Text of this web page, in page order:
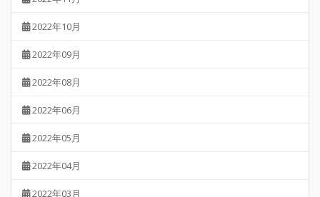
2022年10月
2022年09月
2022年08月
2022年06月
2022年05月
2022年04月
2022年03月